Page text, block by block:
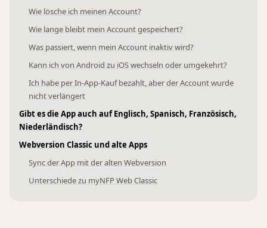
Wie lösche ich meinen Account?
Wie lange bleibt mein Account gespeichert?
Was passiert, wenn mein Account inaktiv wird?
Kann ich von Android zu iOS wechseln oder umgekehrt?
Ich habe per In-App-Kauf bezahlt, aber der Account wurde
nicht verlängert
Gibt es die App auch auf Englisch, Spanisch, Französisch,
Niederländisch?
Webversion Classic und alte Apps
Sync der App mit der alten Webversion
Unterschiede zu myNFP Web Classic